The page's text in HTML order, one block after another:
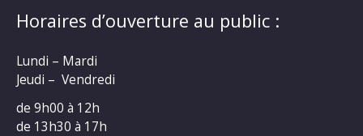
Horaires d’ouverture au public :
Lundi – Mardi
Jeudi – Vendredi
de 9h00 à 12h
de 13h30 à 17h